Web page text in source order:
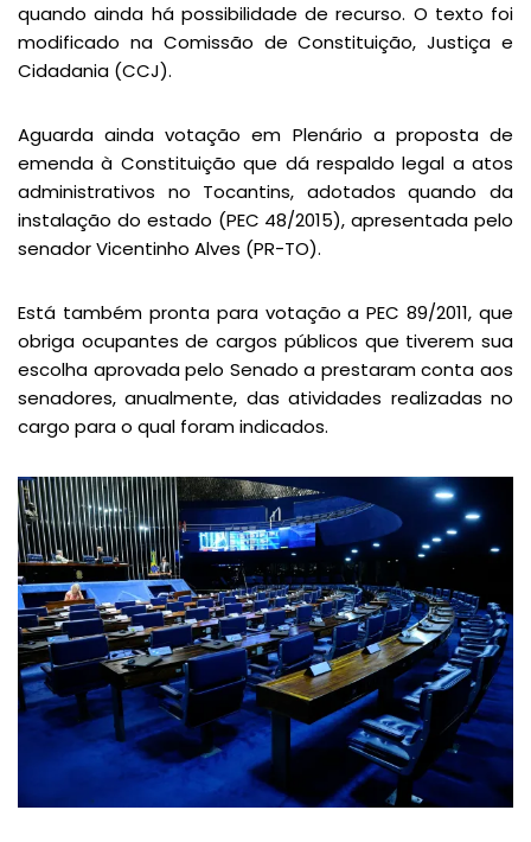
quando ainda há possibilidade de recurso. O texto foi
modificado na Comissão de Constituição, Justiça e
Cidadania (CCJ).
Aguarda ainda votação em Plenário a proposta de
emenda à Constituição que dá respaldo legal a atos
administrativos no Tocantins, adotados quando da
instalação do estado (PEC 48/2015), apresentada pelo
senador Vicentinho Alves (PR-TO).
Está também pronta para votação a PEC 89/2011, que
obriga ocupantes de cargos públicos que tiverem sua
escolha aprovada pelo Senado a prestaram conta aos
senadores, anualmente, das atividades realizadas no
cargo para o qual foram indicados.